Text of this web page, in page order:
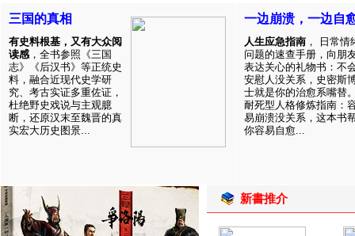
三国的真相
有史料根基，又有大众阅
读感 ，全书参照《三国
志》《后汉书》等正统史
料，融合近现代史学研
究、考古实证多重佐证，
杜绝野史戏说与主观臆
断，还原汉末至魏晋的真
实宏大历史图景...
一边崩溃，一边自
人生应急指南 ， 日常情
问题的速查手册，向朋
表达关心的礼物书：不
安慰人没关系，史密斯
士就是你的治愈系嘴替
耐死型人格修炼指南：
易崩溃没关系，这本书
你容易自愈...
新書推介